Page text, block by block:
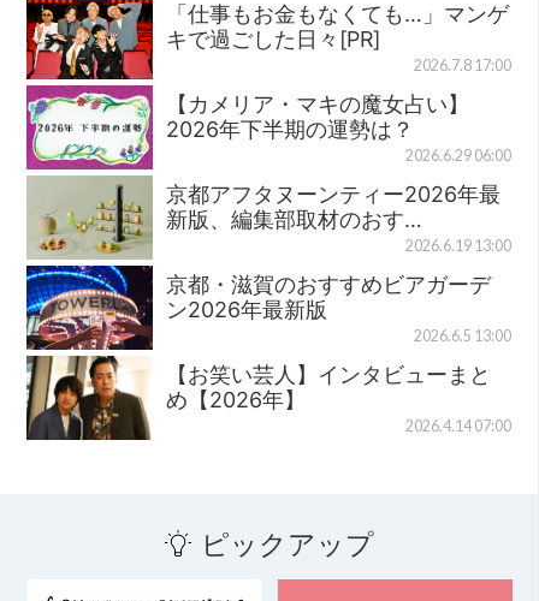
「仕事もお金もなくても…」マンゲ
キで過ごした日々[PR]
2026.7.8 17:00
【カメリア・マキの魔女占い】
2026年下半期の運勢は？
2026.6.29 06:00
京都アフタヌーンティー2026年最
新版、編集部取材のおす…
2026.6.19 13:00
京都・滋賀のおすすめビアガーデ
ン2026年最新版
2026.6.5 13:00
【お笑い芸人】インタビューまと
め【2026年】
2026.4.14 07:00
ピックアップ